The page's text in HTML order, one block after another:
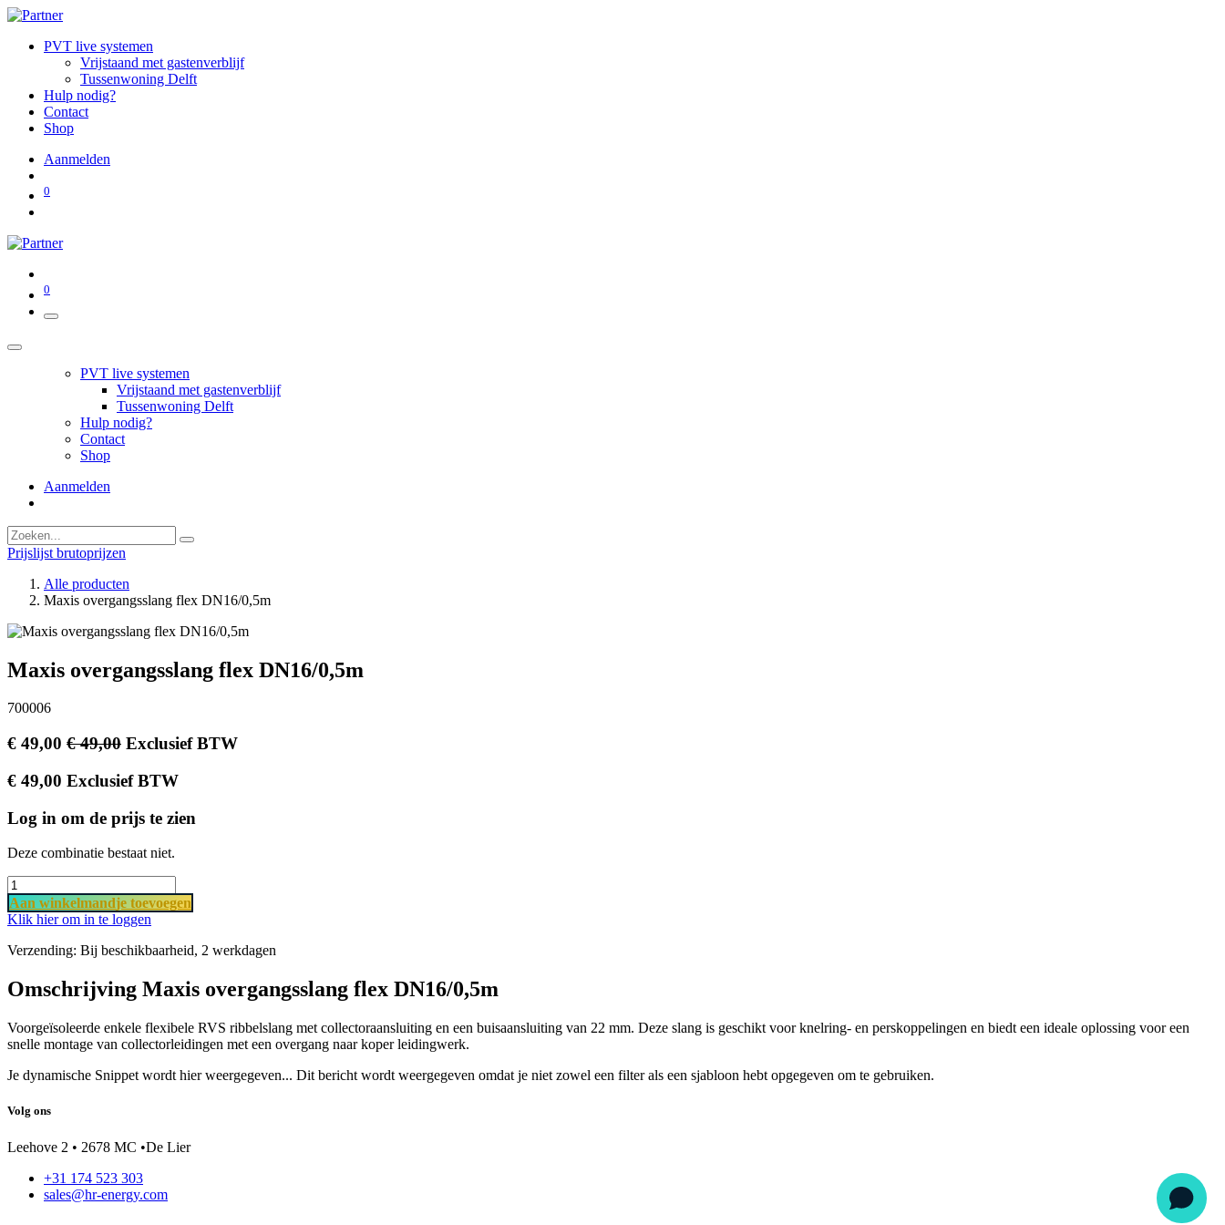
PVT live systemen
Vrijstaand met gastenverblijf
Tussenwoning Delft
Hulp nodig?
Contact
Shop
Aanmelden
0
0
PVT live systemen
Vrijstaand met gastenverblijf
Tussenwoning Delft
Hulp nodig?
Contact
Shop
Aanmelden
Prijslijst brutoprijzen
Alle producten
Maxis overgangsslang flex DN16/0,5m
Maxis overgangsslang flex DN16/0,5m
700006
€ 49,00 €49,00 Exclusief BTW
€ 49,00 Exclusief BTW
Log in om de prijs te zien
Deze combinatie bestaat niet.
Aan​ wi​​​​​​​​​​​​nkel​​mandje ​t​o​​evoegen
Klik hier om in te loggen
Verzending: Bij beschikbaarheid, 2 werkdagen
Omschrijving Maxis overgangsslang flex DN16/0,5m
Voorgeïsoleerde enkele flexibele RVS ribbelslang met collectoraansluiting en een buisaansluiting van 22 mm. Deze slang is geschikt voor knelring- en perskoppelingen en biedt een ideale oplossing voor een
snelle montage van collectorleidingen met een overgang naar koper leidingwerk.
Je dynamische Snippet wordt hier weergegeven... Dit bericht wordt weergegeven omdat je niet zowel een filter als een sjabloon hebt opgegeven om te gebruiken.
Volg ons
Leehove 2 • 2678 MC •De Lier
+31 174 523 303
sales@hr-energy.com